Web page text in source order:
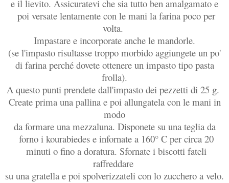
e il lievito. Assicuratevi che sia tutto ben amalgamato e
poi versate lentamente con le mani la farina poco per
volta.
Impastare e incorporate anche le mandorle.
(se l'impasto risultasse troppo morbido aggiungete un po'
di farina perché dovete ottenere un impasto tipo pasta
frolla).
A questo punti prendete dall'impasto dei pezzetti di 25 g.
Create prima una pallina e poi allungatela con le mani in
modo
da formare una mezzaluna. Disponete su una teglia da
forno i kourabiedes e infornate a 160° C per circa 20
minuti o fino a doratura. Sfornate i biscotti fateli
raffreddare
su una gratella e poi spolverizzateli con lo zucchero a velo.